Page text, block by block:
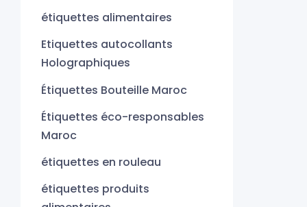
étiquettes alimentaires
Etiquettes autocollants
Holographiques
Étiquettes Bouteille Maroc
Étiquettes éco-responsables
Maroc
étiquettes en rouleau
étiquettes produits